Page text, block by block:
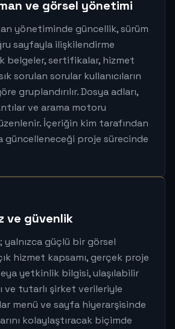
ve görsel yönetimi
yönetiminde güncellik, sürüm
sayfayla ilişkilendirme
belgeler, sertifikalar, hizmet
sorulan sorular kullanıcıların
gruplandırılır. Dosya adları,
ve arama motoru
İçeriğin kim tarafından
güncelleneceği proje sürecinde
ve güvenlik
yalnızca güçlü bir görsel
hizmet kapsamı, gerçek proje
yetkinlik bilgisi, ulaşılabilir
ve tutarlı şirket verileriyle
menü ve sayfa hiyerarşisinde
kolaylaştıracak biçimde